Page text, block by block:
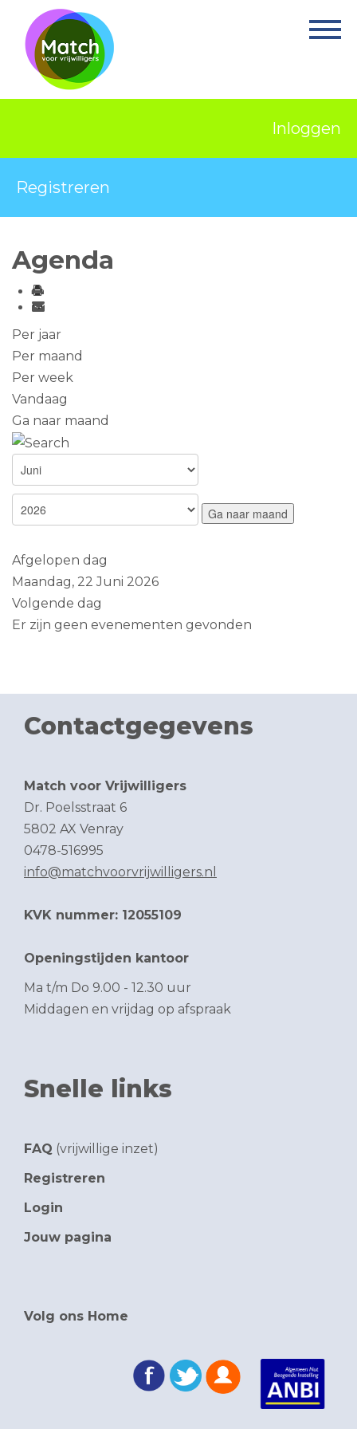
Home
Activiteiten
Projecten
Over Match
Vrijwilligerswerk
Inloggen
Registreren
Agenda
Per jaar
Per maand
Per week
Vandaag
Ga naar maand
Ga naar maand
Afgelopen dag
Maandag, 22 Juni 2026
Volgende dag
Er zijn geen evenementen gevonden
Contactgegevens
Match voor Vrijwilligers
Dr. Poelsstraat 6
5802 AX Venray
0478-516995
info@matchvoorvrijwilligers.nl
KVK nummer: 12055109
Openingstijden kantoor
Ma t/m Do 9.00 - 12.30 uur
Middagen en vrijdag op afspraak
Snelle links
FAQ (vrijwillige inzet)
Registreren
Login
Jouw pagina
Volg ons Home